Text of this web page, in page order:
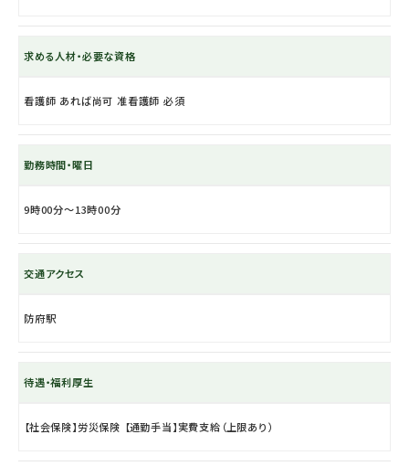
求める人材・必要な資格
看護師 あれば尚可 准看護師 必須
勤務時間・曜日
9時00分〜13時00分
交通アクセス
防府駅
待遇・福利厚生
【社会保険】労災保険 【通勤手当】実費支給（上限あり）